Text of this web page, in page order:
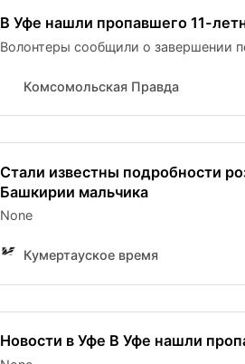
В Уфе нашли пропавшего 11-
Волонтеры сообщили о завершении
Комсомольская Правда
Стали известны подробности
Башкирии мальчика
None
Кумертауское время
Новости в Уфе В Уфе нашли